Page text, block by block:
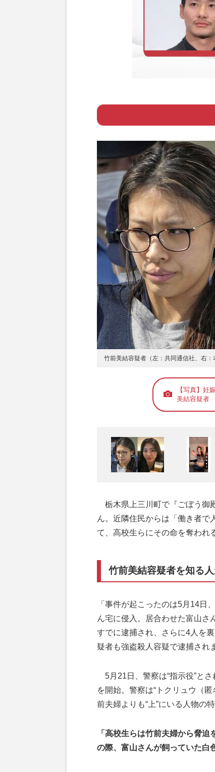
Page 1 ー 竹前美結
竹前美結容疑者（左：共同通信社、右：
【写真】妊
美結容疑者
栃木県上三川町で『ごぼう御
ん。近隣住民からは「働き者で
て、高校生らにその命を奪われ
竹前美結容疑者を知る
「事件が起こったのは5月14日
ん宅に侵入。居合わせた富山さ
すでに逮捕され、さらに4人を
疑者も強盗殺人容疑で逮捕され
5月21日、警察は“指示役”と
を開始。警察は“トクリュウ（
前夫婦よりも“上”にいる人物の
「高校生らは竹前夫婦から脅
の際、富山さんが飼っていた白